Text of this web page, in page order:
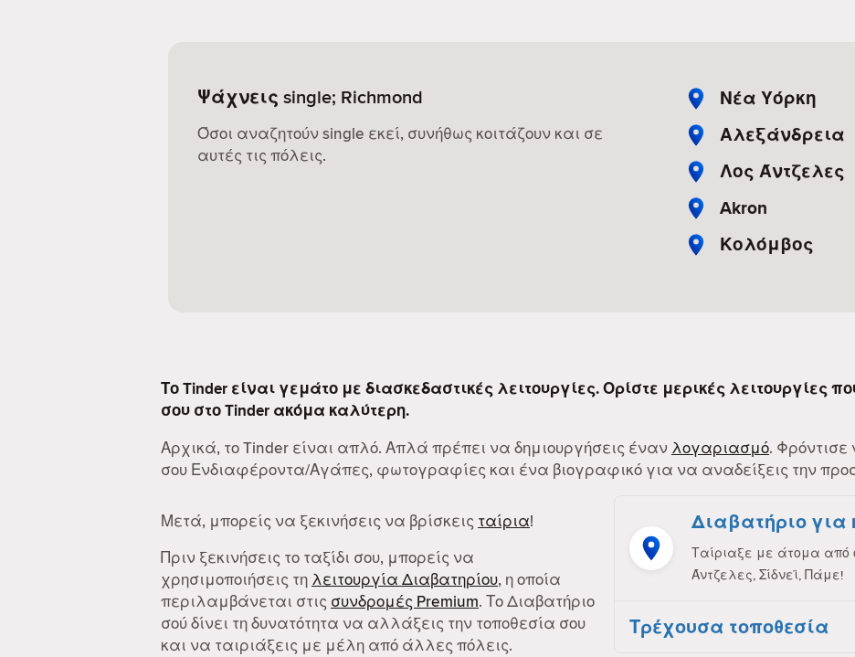
Ψάχνεις single; Richmond
Όσοι αναζητούν single εκεί, συνήθως κοιτάζουν και σε
αυτές τις πόλεις.
Νέα Υόρκη
Αλεξάνδρεια
Λος Άντζελες
Akron
Κολόμβος
Το Tinder είναι γεμάτο με διασκεδαστικές λειτουργίες. Ορίστε μερικές λειτουργίες
σου στο Tinder ακόμα καλύτερη.
Αρχικά, το Tinder είναι απλό. Απλά πρέπει να δημιουργήσεις έναν λογαριασμό.
σου Ενδιαφέροντα/Αγάπες, φωτογραφίες και ένα βιογραφικό για να αναδείξεις την
Μετά, μπορείς να ξεκινήσεις να βρίσκεις ταίρια!
Πριν ξεκινήσεις το ταξίδι σου, μπορείς να
χρησιμοποιήσεις τη λειτουργία Διαβατηρίου, η οποία
περιλαμβάνεται στις συνδρομές Premium. Το Διαβατήριο
σού δίνει τη δυνατότητα να αλλάξεις την τοποθεσία σου
και να ταιριάξεις με μέλη από άλλες πόλεις.
Διαβατήριο για
Ταίριαξε με άτομα από
Άντζελες, Σίδνεϊ, Πάμε!
Τρέχουσα τοποθεσία